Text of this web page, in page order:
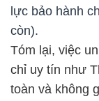
lực bảo hành
còn).
Tóm lại, việc
chỉ uy tín như
toàn và không